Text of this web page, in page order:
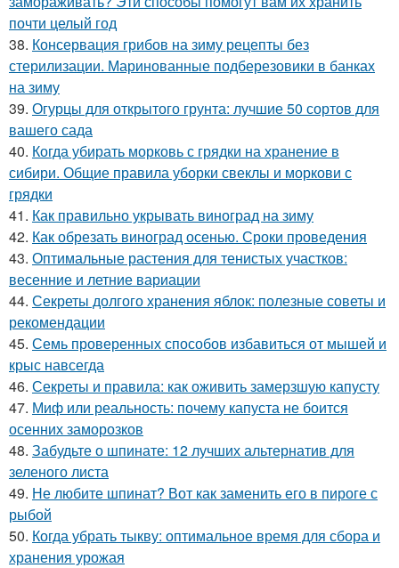
почти целый год
38. Консервация грибов на зиму рецепты без
стерилизации. Маринованные подберезовики в банках
на зиму
39. Огурцы для открытого грунта: лучшие 50 сортов для
вашего сада
40. Когда убирать морковь с грядки на хранение в
сибири. Общие правила уборки свеклы и моркови с
грядки
41. Как правильно укрывать виноград на зиму
42. Как обрезать виноград осенью. Сроки проведения
43. Оптимальные растения для тенистых участков:
весенние и летние вариации
44. Секреты долгого хранения яблок: полезные советы и
рекомендации
45. Семь проверенных способов избавиться от мышей и
крыс навсегда
46. Секреты и правила: как оживить замерзшую капусту
47. Миф или реальность: почему капуста не боится
осенних заморозков
48. Забудьте о шпинате: 12 лучших альтернатив для
зеленого листа
49. Не любите шпинат? Вот как заменить его в пироге с
рыбой
50. Когда убрать тыкву: оптимальное время для сбора и
хранения урожая